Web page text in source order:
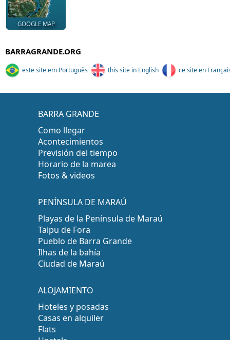
GOOGLE MAP
BARRAGRANDE.ORG
este site em Português this site in English ce site en
BARRA GRANDE
Como llegar
Acontecimientos
Previsión del tiempo
Horario de la marea
Fotos & videos
PENÍNSULA DE MARAÚ
Playas de la Península de Maraú
Taipu de Fora
Pueblo de Barra Grande
Ilhas de la bahía
Ciudad de Maraú
ALOJAMIENTO
Hoteles y posadas
Casas en alquiler
Flats